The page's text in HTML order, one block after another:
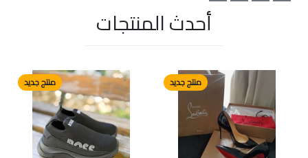
أحدث المنتجات
منتج جديد منتج جديد